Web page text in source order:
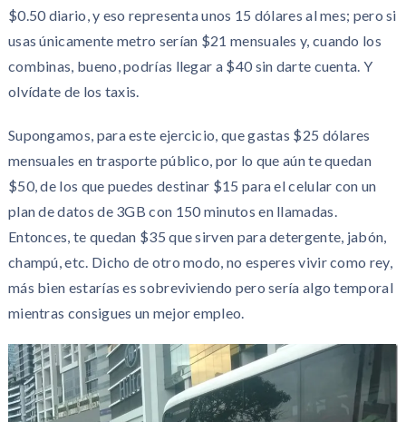
$0.50 diario, y eso representa unos 15 dólares al mes; pero si
usas únicamente metro serían $21 mensuales y, cuando los
combinas, bueno, podrías llegar a $40 sin darte cuenta. Y
olvídate de los taxis.
Supongamos, para este ejercicio, que gastas $25 dólares
mensuales en trasporte público, por lo que aún te quedan
$50, de los que puedes destinar $15 para el celular con un
plan de datos de 3GB con 150 minutos en llamadas.
Entonces, te quedan $35 que sirven para detergente, jabón,
champú, etc. Dicho de otro modo, no esperes vivir como rey,
más bien estarías es sobreviviendo pero sería algo temporal
mientras consigues un mejor empleo.